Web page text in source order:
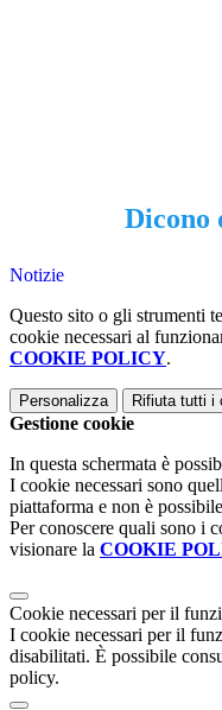
Dicono
Notizie
Questo sito o gli strumenti
cookie necessari al
COOKIE POLICY.
Personalizza Rifiuta tutti i
Gestione cookie
In questa schermata è
I cookie necessari sono
piattaforma e non è
Per conoscere quali sono i
visionare la COOKIE
Cookie necessari per il
I cookie necessari per il
disabilitati. È possibile
policy.